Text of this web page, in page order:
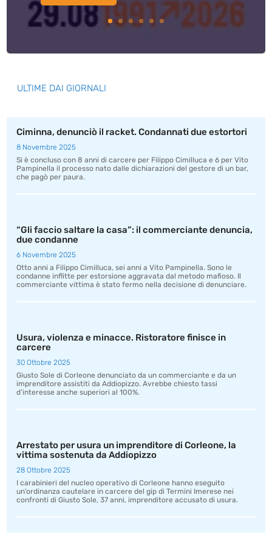
ULTIME DAI GIORNALI
Ciminna, denunciò il racket. Condannati due estortori
8 Novembre 2025
Si è concluso con 8 anni di carcere per Filippo Cimilluca e 6 per Vito
Pampinella il processo nato dalle dichiarazioni del gestore di un bar,
che pagò per paura.
“Gli faccio saltare la casa”: il commerciante denuncia,
due condanne
6 Novembre 2025
Otto anni a Filippo Cimilluca, sei anni a Vito Pampinella. Sono le
condanne inflitte per estorsione aggravata dal metodo mafioso. Il
commerciante vittima è stato fermo nella decisione di denunciare.
Usura, violenza e minacce. Ristoratore finisce in
carcere
30 Ottobre 2025
Giusto Sole di Corleone denunciato da un commerciante e da un
imprenditore assistiti da Addiopizzo. Avrebbe chiesto tassi
d’interesse anche superiori al 100%.
Arrestato per usura un imprenditore di Corleone, la
vittima sostenuta da Addiopizzo
28 Ottobre 2025
I carabinieri del nucleo operativo di Corleone hanno eseguito
un’ordinanza cautelare in carcere del gip di Termini Imerese nei
confronti di Giusto Sole, 37 anni, imprenditore accusato di usura.